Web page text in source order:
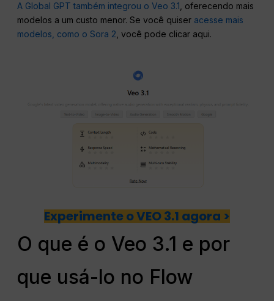
A Global GPT também integrou o Veo 3.1, oferecendo mais
modelos a um custo menor. Se você quiser acesse mais
modelos, como o Sora 2, você pode clicar aqui.
Experimente o VEO 3.1 agora >
O que é o Veo 3.1 e por
que usá-lo no Flow